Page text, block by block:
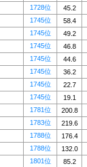
1728位
45.2
1745位
58.4
1745位
49.2
1745位
46.8
1745位
44.6
1745位
36.2
1745位
22.7
1745位
19.1
1781位
200.8
1783位
219.6
1788位
176.4
1788位
132.0
1801位
85.2